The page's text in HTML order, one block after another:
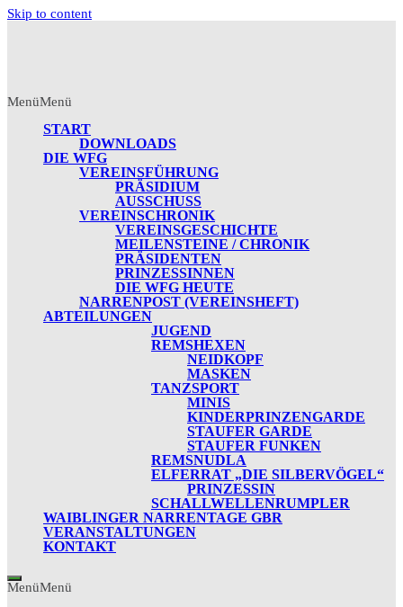
Skip to content
MenüMenü
START
DOWNLOADS
DIE WFG
VEREINSFÜHRUNG
PRÄSIDIUM
AUSSCHUSS
VEREINSCHRONIK
VEREINSGESCHICHTE
MEILENSTEINE / CHRONIK
PRÄSIDENTEN
PRINZESSINNEN
DIE WFG HEUTE
NARRENPOST (VEREINSHEFT)
ABTEILUNGEN
JUGEND
REMSHEXEN
NEIDKOPF
MASKEN
TANZSPORT
MINIS
KINDERPRINZENGARDE
STAUFER GARDE
STAUFER FUNKEN
REMSNUDLA
ELFERRAT „DIE SILBERVÖGEL“
PRINZESSIN
SCHALLWELLENRUMPLER
WAIBLINGER NARRENTAGE GBR
VERANSTALTUNGEN
KONTAKT
MenüMenü